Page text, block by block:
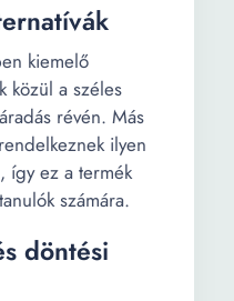
kiemelő
közül a széles
révén. Más
ilyen
így ez a termék
számára.
döntési